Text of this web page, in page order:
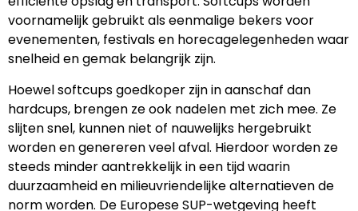
voornamelijk gebruikt als eenmalige bekers voor
evenementen, festivals en horecagelegenheden waar
snelheid en gemak belangrijk zijn.
Hoewel softcups goedkoper zijn in aanschaf dan
hardcups, brengen ze ook nadelen met zich mee. Ze
slijten snel, kunnen niet of nauwelijks hergebruikt
worden en genereren veel afval. Hierdoor worden ze
steeds minder aantrekkelijk in een tijd waarin
duurzaamheid en milieuvriendelijke alternatieven de
norm worden. De Europese SUP-wetgeving heeft